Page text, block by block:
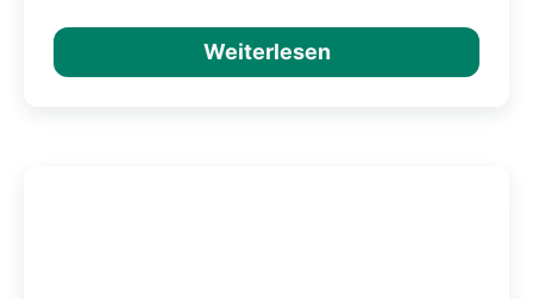
Weiterlesen